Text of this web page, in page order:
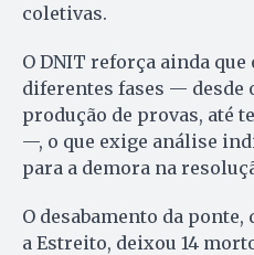
coletivas.
O DNIT reforça ainda
diferentes fases — desde
produção de provas, até
—, o que exige análise
para a demora na
O desabamento da
a Estreito, deixou 14